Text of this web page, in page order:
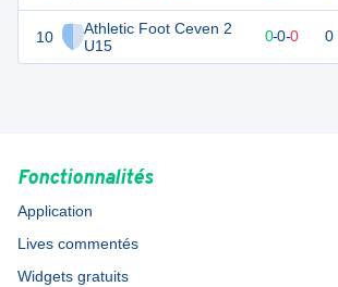
10
Athletic Foot Ceven 2
U15
0 0 0-0-0 0
Fonctionnalités
Application
Lives commentés
Widgets gratuits